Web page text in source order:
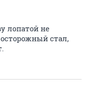
лопатой не
стал,